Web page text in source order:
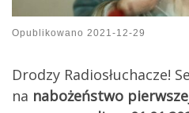
Opublikowano 2021-12-29
Drodzy Radiosłuchacze!
na nabożeństwo